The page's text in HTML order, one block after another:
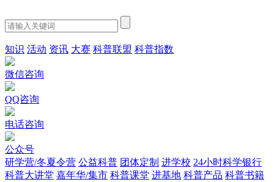
知识 活动 资讯 大赛 科普联盟 科普指数
微信咨询
QQ咨询
电话咨询
公众号
研学营/冬夏令营 公益科普 团体定制 进学校 24小时科学银行
科普大讲堂 嘉年华/集市 科普课堂 进基地 科普产品 科普书籍